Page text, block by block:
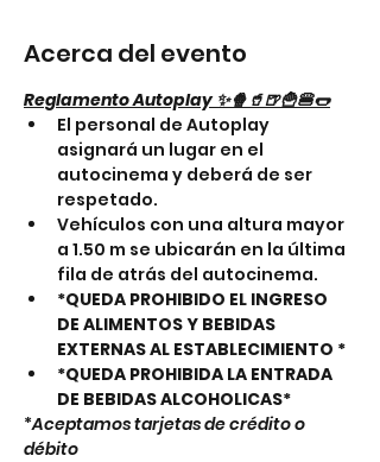
Acerca del evento
Reglamento Autoplay ✨🍿🥤🍺🍟🍔🌭
El personal de Autoplay
asignará un lugar en el
autocinema y deberá de ser
respetado.
Vehículos con una altura mayor
a 1.50 m se ubicarán en la última
fila de atrás del autocinema.
*QUEDA PROHIBIDO EL INGRESO
DE ALIMENTOS Y BEBIDAS
EXTERNAS AL ESTABLECIMIENTO *
*QUEDA PROHIBIDA LA ENTRADA
DE BEBIDAS ALCOHOLICAS*
*Aceptamos tarjetas de crédito o
débito